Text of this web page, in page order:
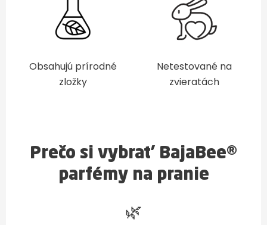
Obsahujú prírodné
zložky
Netestované na
zvieratách
Prečo si vybrať BajaBee®
parfémy na pranie
🌿